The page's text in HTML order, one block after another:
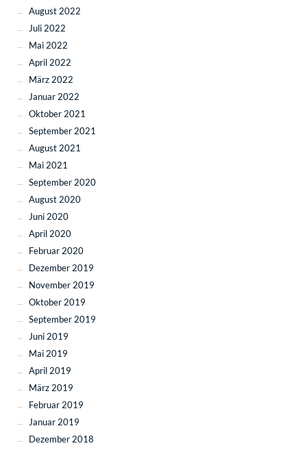
August 2022
Juli 2022
Mai 2022
April 2022
März 2022
Januar 2022
Oktober 2021
September 2021
August 2021
Mai 2021
September 2020
August 2020
Juni 2020
April 2020
Februar 2020
Dezember 2019
November 2019
Oktober 2019
September 2019
Juni 2019
Mai 2019
April 2019
März 2019
Februar 2019
Januar 2019
Dezember 2018